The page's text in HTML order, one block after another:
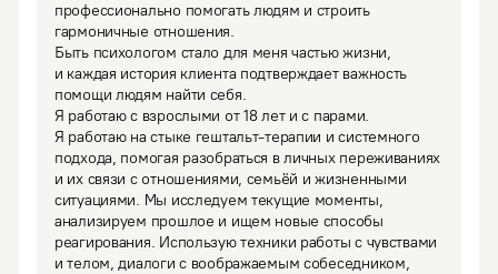
профессионально помогать людям и строить
гармоничные отношения.
Быть психологом стало для меня частью жизни,
и каждая история клиента подтверждает важность
помощи людям найти себя.
Я работаю с взрослыми от 18 лет и с парами.
Я работаю на стыке гештальт-терапии и системного
подхода, помогая разобраться в личных переживаниях
и их связи с отношениями, семьёй и жизненными
ситуациями. Мы исследуем текущие моменты,
анализируем прошлое и ищем новые способы
реагирования. Использую техники работы с чувствами
и телом, диалоги с воображаемым собеседником,